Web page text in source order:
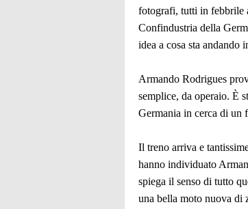
fotografi, tutti in febbrile
Confindustria della
idea a cosa sta andando
Armando Rodrigues
semplice, da operaio. È
Germania in cerca di un
Il treno arriva e
hanno individuato
spiega il senso di tutto
una bella moto nuova di